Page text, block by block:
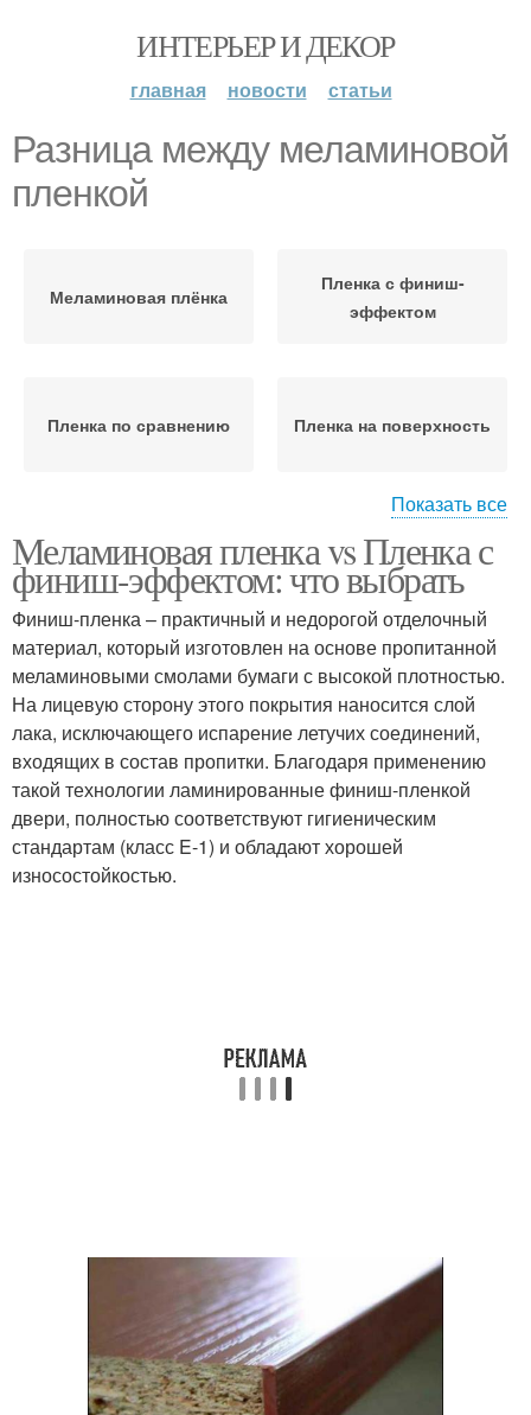
ИНТЕРЬЕР И ДЕКОР
главная новости статьи
Разница между меламиновой
пленкой
Меламиновая плёнка
Пленка с финиш-
эффектом
Пленка по сравнению Пленка на поверхность
пленках
Пленка в интерьере
Пленка для наружных
работ
Пленка для мебели
Меламиновое покрытие Пленка на мебель
Показать все
Меламиновая пленка vs Пленка с
финиш-эффектом: что выбрать
Финиш-пленка – практичный и недорогой отделочный
материал, который изготовлен на основе пропитанной
меламиновыми смолами бумаги с высокой плотностью.
На лицевую сторону этого покрытия наносится слой
лака, исключающего испарение летучих соединений,
входящих в состав пропитки. Благодаря применению
такой технологии ламинированные финиш-пленкой
двери, полностью соответствуют гигиеническим
стандартам (класс E-1) и обладают хорошей
износостойкостью.